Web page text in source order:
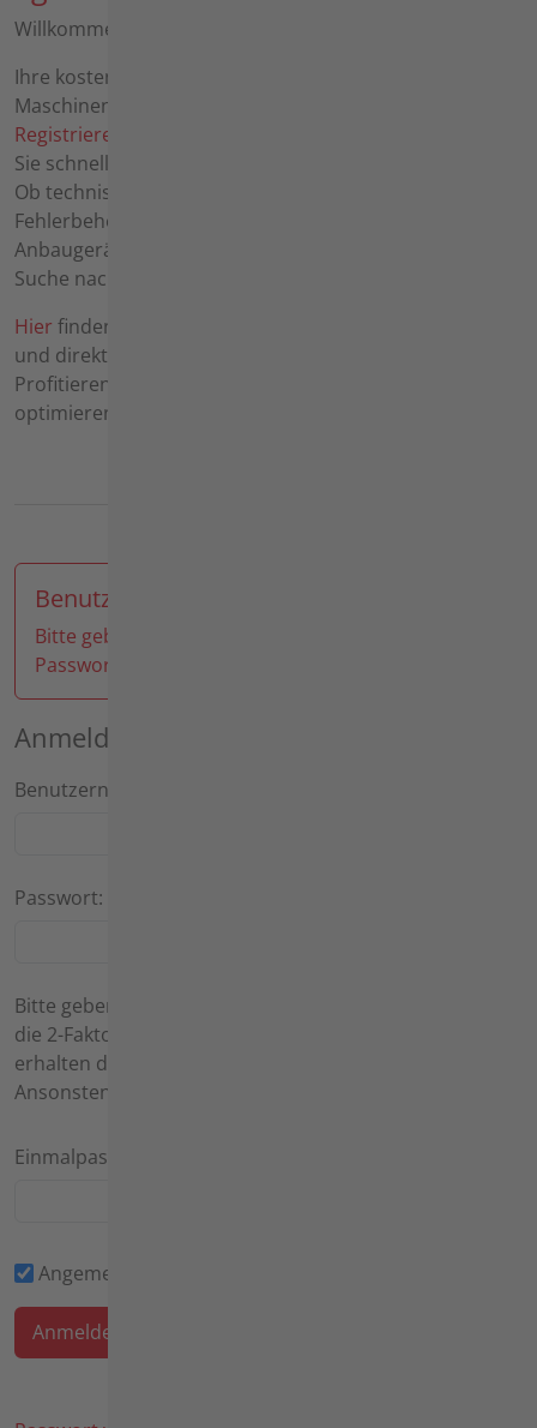
Willkommen im agria-Forum!
Ihre kostenfreie Plattform für alle Fragen rund um agria-
Maschinen.
Registrieren
Sie schnellen Support von erfahrenen Anwendern:
Ob technische Fragen zur Wartung und
Fehlerbehebung, der Verkauf gebrauchter Geräte,
Anbaugeräte, Zubehör und Ersatzteile oder die gezielte
Suche nach passenden Komponenten.
Hier finden Sie wertvolle Tipps, praxisnahe Lösungen
und direkte Kontakte zu Gleichgesinnten.
Profitieren Sie von unserem lebendigen Austausch und
optimieren Sie den Einsatz Ihrer agria-Produkte!
Benutzeranmeldung
Bitte geben Sie Ihren Benutzernamen und Ihr
Passwort ein, um sich an der Website anzumelden.
Anmelden
Benutzername:
Passwort:
Bitte geben Sie hier das Einmalkennwort ein, wenn Sie
die 2-Faktor-Authentifizierung aktiviert haben. Sie
erhalten den Code z. B. über den Google Authenticator.
Ansonsten kann das Feld leer bleiben.
Einmalpasswort
Angemeldet bleiben